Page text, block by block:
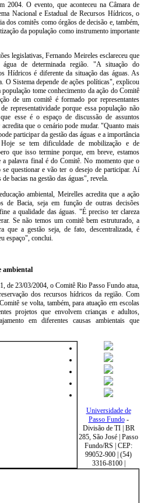
2004. O evento, que aconteceu na Câmara de
Nacional e Estadual de Recursos Hídricos, o
dos comitês como órgãos de decisão e, também,
da população como instrumento importante
legislativas, Fernando Meireles esclareceu que
de determinada região. "A situação do
Hídricos é diferente da situação das águas. As
O Sistema depende de ações políticas", explicou
tome conhecimento da ação do Comitê
de um comitê é formado por representantes
representatividade porque essa população não
esse é o espaço de discussão de assuntos
que o cenário pode mudar. "Quanto mais
participar da gestão das águas e a importância
se tem dificuldade de mobilização e de
que isso termine porque, em breve, estamos
a palavra final é do Comitê. No momento que o
questionar e vão ter o desejo de participar. Aí
bacias na gestão das águas", revela.
ambiental, Meirelles acredita que a ação
de Bacia, seja em função de outras decisões
a qualidade das águas. "É preciso ter clareza
Se não temos um comitê bem estruturado, a
que a gestão seja, de fato, descentralizada, é
espaço", conclui.
ambiental
de 23/03/2004, o Comitê Rio Passo Fundo atua,
dos recursos hídricos da região. Com
se volta, também, para atuação em escolas
projetos que envolvem crianças e adultos,
em diferentes causas ambientais que
Universidade de
Passo Fundo-
Divisão de TI | BR
285, São José | Passo
Fundo/RS | CEP:
99052-900 | (54)
3316-8100 |